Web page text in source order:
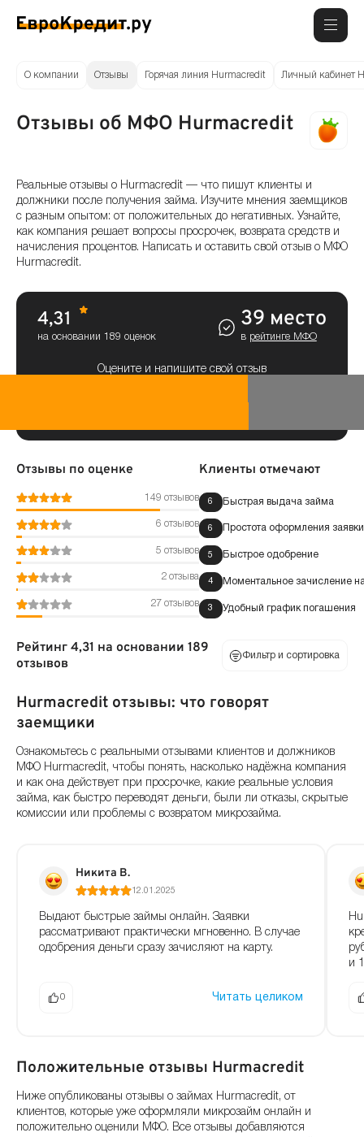
О компании Отзывы Горячая линия Hurmacredit Личный кабинет
Отзывы об МФО Hurmacredit
Реальные отзывы о Hurmacredit — что пишут клиенты и
должники после получения займа. Изучите мнения заемщиков
с разным опытом: от положительных до негативных. Узнайте,
как компания решает вопросы просрочек, возврата средств и
начисления процентов. Написать и оставить свой отзыв о МФО
Hurmacredit.
4,31
на основании 189 оценок
39 место
в рейтинге МФО
Оцените и напишите свой отзыв
Отзывы по оценке
149 отзывов
6 отзывов
5 отзывов
2 отзыва
27 отзывов
Клиенты отмечают
6 Быстрая выдача займа
6 Простота оформления заявки
5 Быстрое одобрение
4 Моментальное зачисление на
3 Удобный график погашения
Рейтинг 4,31 на основании 189
отзывов
Фильтр и сортировка
По оценке
Hurmacredit отзывы: что говорят
заемщики
Ознакомьтесь с реальными отзывами клиентов и должников
МФО Hurmacredit, чтобы понять, насколько надёжна компания
и как она действует при просрочке, какие реальные условия
займа, как быстро переводят деньги, были ли отказы, скрытые
комиссии или проблемы с возвратом микрозайма.
Никита В.
12.01.2025
Выдают быстрые займы онлайн. Заявки
рассматривают практически мгновенно. В случае
одобрения деньги сразу зачисляют на карту.
0 Читать целиком
и
Положительные отзывы Hurmacredit
Ниже опубликованы отзывы о займах Hurmacredit, от
клиентов, которые уже оформляли микрозайм онлайн и
положительно оценили МФО. Все отзывы добавляются